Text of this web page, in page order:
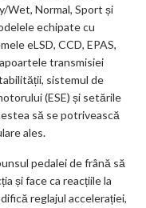
Wet, Normal, Sport și
echipate cu
eLSD, CCD, EPAS,
transmisiei
sistemul de
(ESE) și setările
să se potrivească
ales.
pedalei de frână să
și face ca reacțiile la
reglajul accelerației,